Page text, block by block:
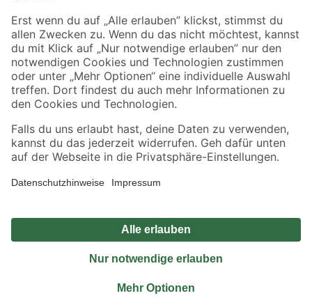
Sicher einkaufen
Jetzt die toom-App herunterladen
Alle Preisangaben in EUR inkl. gesetzl. MwSt.. Die dargestellten Angebote sind unter
Umständen nicht in allen Märkten verfügbar. Die angegebenen Verfügbarkeiten beziehen
Produkte nur solange der Vorrat reicht.
*Paketversand ab 59 € versandkostenfrei, gilt nicht für Artikel mit Speditionsversand, hier
Privatsphäre Impressum
Nutzungsbedingungen
Widerrufsrecht
Vertrag widerrufen
© 2026 toom Baumarkt GmbH